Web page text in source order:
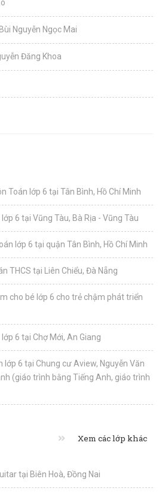
Bùi Nguyễn Ngọc Mai
Đăng Khoa
Toán lớp 6 tại Tân Bình, Hồ Chí Minh
6 tại Vũng Tàu, Bà Rịa - Vũng Tàu
lớp 6 tại quận Tân Bình, Hồ Chí Minh
THCS tại Liên Chiểu, Đà Nẵng
cho bé lớp 6 cho trẻ chậm phát triển
6 tại Chợ Mới, An Giang
lớp 6 tại Chung cư Aview, Nguyễn Văn
(giáo trình bằng Tiếng Anh, giáo trình
Xem các lớp khác
tại Biên Hoà, Đồng Nai